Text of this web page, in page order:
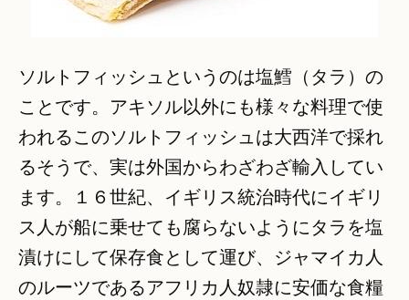
ソルトフィッシュというのは塩鱈（タラ）の
ことです。アキソル以外にも様々な料理で使
われるこのソルトフィッシュは大西洋で採れ
るそうで、実は外国からわざわざ輸入してい
ます。１６世紀、イギリス統治時代にイギリ
ス人が船に乗せても腐らないようにタラを塩
漬けにして保存食として運び、ジャマイカ人
のルーツであるアフリカ人奴隷に安価な食糧